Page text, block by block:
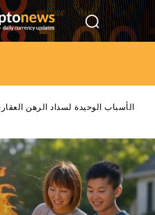
الأسباب الوحيدة لسداد الرهن